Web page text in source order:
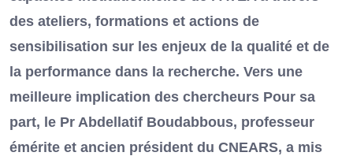
des ateliers, formations et actions de
sensibilisation sur les enjeux de la qualité et de
la performance dans la recherche. Vers une
meilleure implication des chercheurs Pour sa
part, le Pr Abdellatif Boudabbous, professeur
émérite et ancien président du CNEARS, a mis